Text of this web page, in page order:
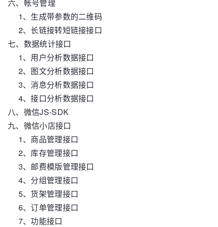
六、帐号管理
1、生成带参数的二维码
2、长链接转短链接接口
七、数据统计接口
1、用户分析数据接口
2、图文分析数据接口
3、消息分析数据接口
4、接口分析数据接口
八、微信JS-SDK
九、微信小店接口
1、商品管理接口
2、库存管理接口
3、邮费模版管理接口
4、分组管理接口
5、货架管理接口
6、订单管理接口
7、功能接口